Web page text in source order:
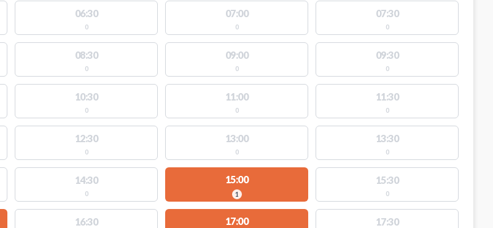
06:30
0
07:00
0
07:30
0
08:30
0
09:00
0
09:30
0
10:30
0
11:00
0
11:30
0
12:30
0
13:00
0
13:30
0
14:30
0
15:00
1
15:30
0
16:30 17:00 17:30